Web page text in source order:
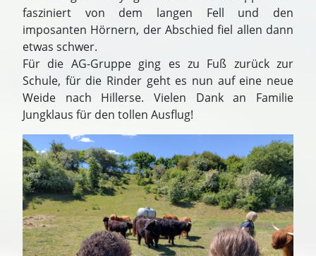
fasziniert von dem langen Fell und den
imposanten Hörnern, der Abschied fiel allen dann
etwas schwer.
Für die AG-Gruppe ging es zu Fuß zurück zur
Schule, für die Rinder geht es nun auf eine neue
Weide nach Hillerse. Vielen Dank an Familie
Jungklaus für den tollen Ausflug!